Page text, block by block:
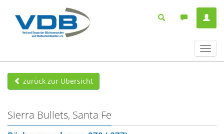
ein-/
zurück zur Übersicht
Sierra Bullets, Santa Fe